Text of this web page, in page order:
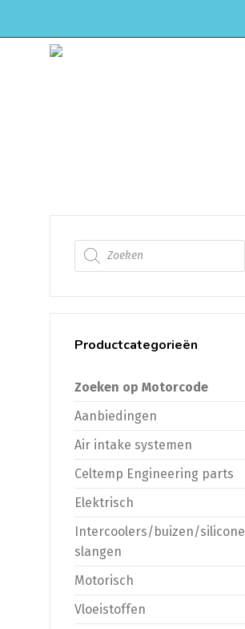
Producten zoeken
Productcategorieën
Zoeken op Motorcode
Aanbiedingen
Air intake systemen
Celtemp Engineering parts
Elektrisch
Intercoolers/buizen/silicone
slangen
Motorisch
Vloeistoffen